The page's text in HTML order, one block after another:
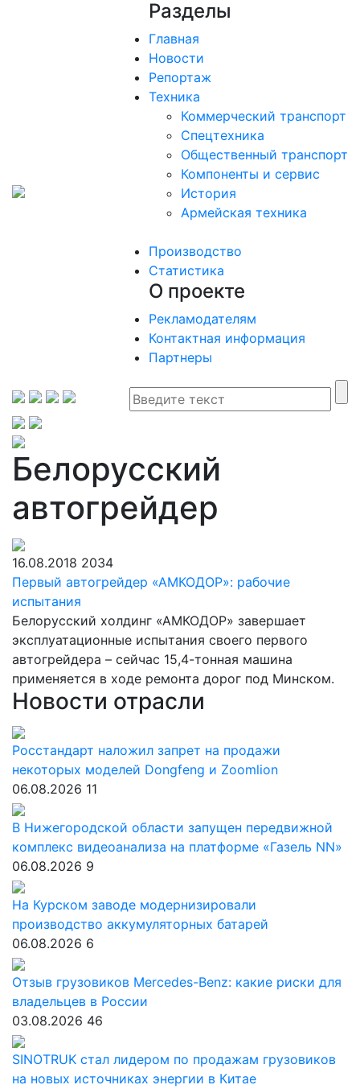
Разделы
Главная
Новости
Репортаж
Техника
Коммерческий транспорт
Спецтехника
Общественный транспорт
Компоненты и сервис
История
Армейская техника
Производство
Статистика
О проекте
Рекламодателям
Контактная информация
Партнеры
Белорусский
автогрейдер
16.08.2018 2034
Первый автогрейдер «АМКОДОР»: рабочие
испытания
Белорусский холдинг «АМКОДОР» завершает
эксплуатационные испытания своего первого
автогрейдера – сейчас 15,4-тонная машина
применяется в ходе ремонта дорог под Минском.
Новости отрасли
Росстандарт наложил запрет на продажи
некоторых моделей Dongfeng и Zoomlion
06.08.2026 11
В Нижегородской области запущен передвижной
комплекс видеоанализа на платформе «Газель NN»
06.08.2026 9
На Курском заводе модернизировали
производство аккумуляторных батарей
06.08.2026 6
Отзыв грузовиков Mercedes-Benz: какие риски для
владельцев в России
03.08.2026 46
SINOTRUK стал лидером по продажам грузовиков
на новых источниках энергии в Китае